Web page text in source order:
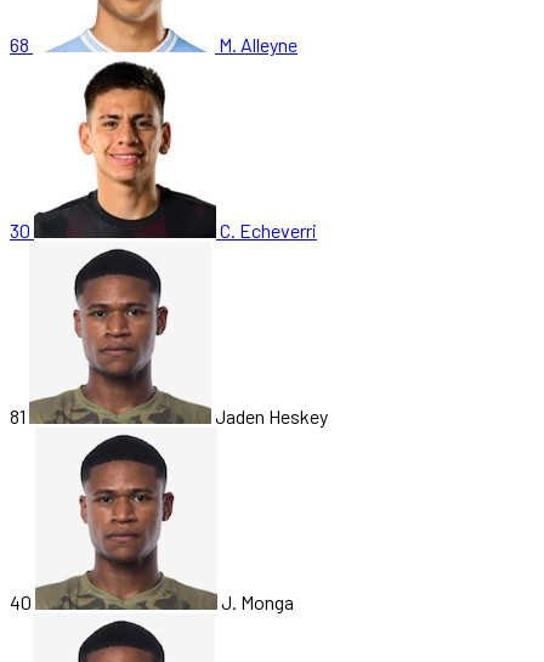
68 M. Alleyne
30 C. Echeverri
81 Jaden Heskey
40 J. Monga